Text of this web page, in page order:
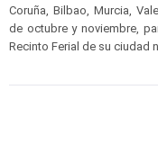
Coruña, Bilbao, Murcia,
de octubre y noviembre,
Recinto Ferial de su ciudad